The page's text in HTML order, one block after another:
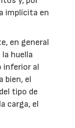
implícita en
en general
huella
inferior al
bien, el
tipo de
carga, el